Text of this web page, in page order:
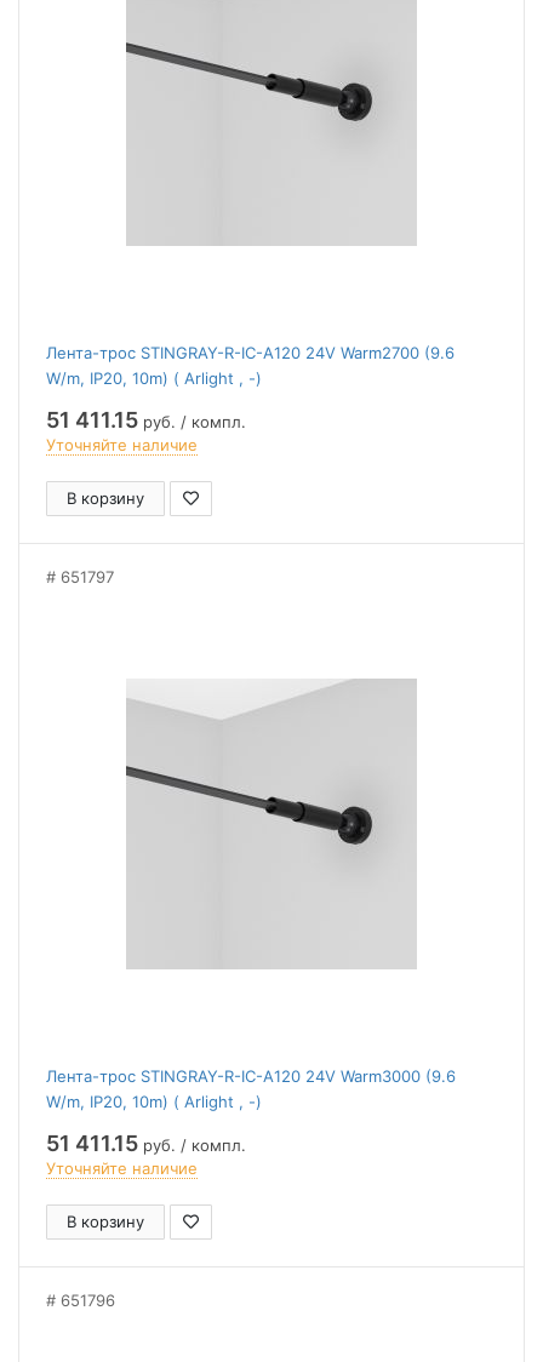
Лента-трос STINGRAY-R-IC-A120 24V Warm2700 (9.6
W/m, IP20, 10m) ( Arlight , -)
51 411.15 руб. / компл.
Уточняйте наличие
В корзину
651797
Лента-трос STINGRAY-R-IC-A120 24V Warm3000 (9.6
W/m, IP20, 10m) ( Arlight , -)
51 411.15 руб. / компл.
Уточняйте наличие
В корзину
651796